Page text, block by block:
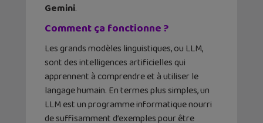
Gemini.
Comment ça fonctionne ?
Les grands modèles linguistiques, ou LLM,
sont des intelligences artificielles qui
apprennent à comprendre et à utiliser le
langage humain. En termes plus simples, un
LLM est un programme informatique nourri
de suffisamment d’exemples pour être